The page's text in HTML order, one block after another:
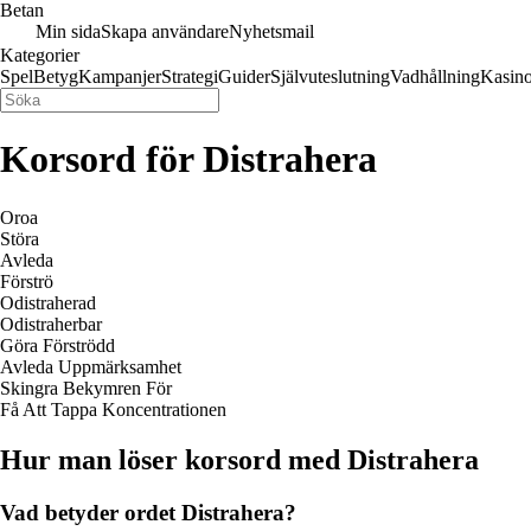
Betan
Min sidaSkapa användareNyhetsmail
Kategorier
SpelBetygKampanjerStrategiGuiderSjälvuteslutningVadhållning
Korsord för Distrahera
Oroa
Störa
Avleda
Förströ
Odistraherad
Odistraherbar
Göra Förströdd
Avleda Uppmärksamhet
Skingra Bekymren För
Få Att Tappa Koncentrationen
Hur man löser korsord med Distrahera
Vad betyder ordet Distrahera?